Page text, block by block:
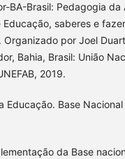
BA-Brasil: Pedagogia
saberes e
Organizado por Joel
Bahia, Brasil: União
2019.
Educação. Base
da Base